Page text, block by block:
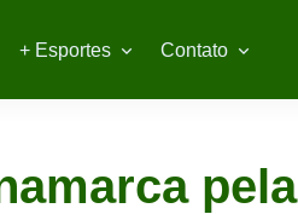
+ Esportes Contato
pela